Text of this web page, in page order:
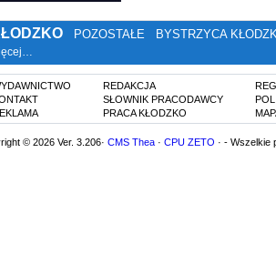
POZOSTAŁE BYSTRZYCA
REDAKCJA
SŁOWNIK PRACODAWCY
PRACA KŁODZKO
© 2026 Ver. 3.206· CMS Thea · CPU ZETO · - Wszelkie